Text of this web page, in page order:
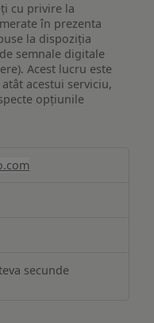
cu privire la
în prezenta
la dispoziția
semnale digitale
Acest lucru este
acestui serviciu,
opțiunile
secunde